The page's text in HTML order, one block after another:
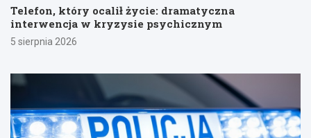
Telefon, który ocalił życie: dramatyczna
interwencja w kryzysie psychicznym
5 sierpnia 2026